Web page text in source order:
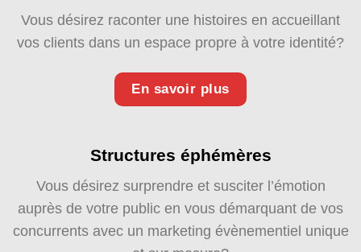
Vous désirez raconter une histoires en accueillant
vos clients dans un espace propre à votre identité?
En savoir plus
Structures éphémères
Vous désirez surprendre et susciter l’émotion
auprès de votre public en vous démarquant de vos
concurrents avec un marketing évènementiel unique